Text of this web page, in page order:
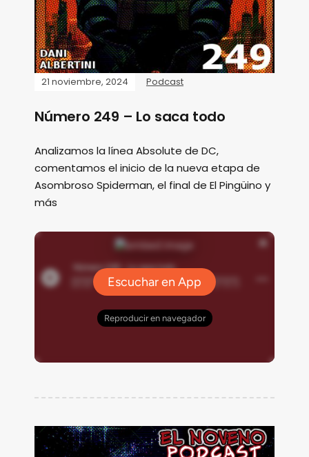
21 noviembre, 2024 Podcast
Número 249 – Lo saca todo
Analizamos la línea Absolute de DC,
comentamos el inicio de la nueva etapa de
Asombroso Spiderman, el final de El Pingüino y
más